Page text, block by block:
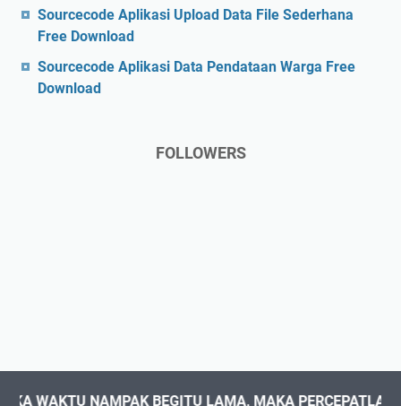
Sourcecode Aplikasi Upload Data File Sederhana
Free Download
Sourcecode Aplikasi Data Pendataan Warga Free
Download
FOLLOWERS
NAMPAK BEGITU LAMA, MAKA PERCEPATLAH